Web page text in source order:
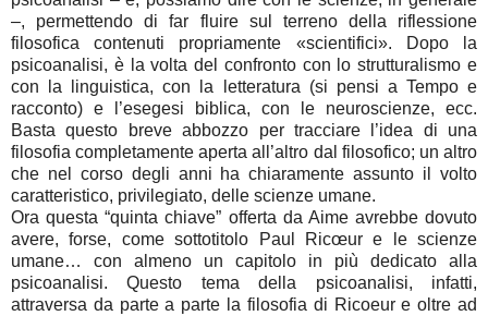
–, permettendo di far fluire sul terreno della riflessione
filosofica contenuti propriamente «scientifici». Dopo la
psicoanalisi, è la volta del confronto con lo strutturalismo e
con la linguistica, con la letteratura (si pensi a Tempo e
racconto) e l’esegesi biblica, con le neuroscienze, ecc.
Basta questo breve abbozzo per tracciare l’idea di una
filosofia completamente aperta all’altro dal filosofico; un altro
che nel corso degli anni ha chiaramente assunto il volto
caratteristico, privilegiato, delle scienze umane.
Ora questa “quinta chiave” offerta da Aime avrebbe dovuto
avere, forse, come sottotitolo Paul Ricœur e le scienze
umane… con almeno un capitolo in più dedicato alla
psicoanalisi. Questo tema della psicoanalisi, infatti,
attraversa da parte a parte la filosofia di Ricoeur e oltre ad